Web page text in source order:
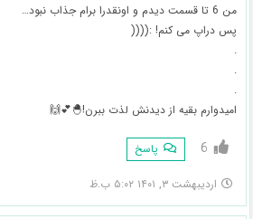
من 6 تا قسمت دیدم و اونقدرا برام جذاب نبود…
پس دراپ می کنم! :((((
.
.
.
امیدوارم بقیه از دیدنش لذت ببرن!🐣💕🙌
6 پاسخ
اردیبهشت ۳, ۱۴۰۱ ۵:۰۲ ب.ظ